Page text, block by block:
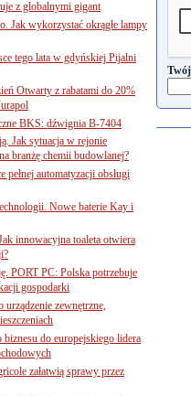
z globalnymi gigant
Jak wykorzystać okrągłe lampy
tego lata w gdyńskiej Pijalni
Otwarty z rabatami do 20%
BKS: dźwignia B-7404
Jak sytuacja w rejonie
branżę chemii budowlanej?
automatyzacji obsługi
Nowe baterie Kay i
innowacyjna toaleta otwiera
PORT PC: Polska potrzebuje
gospodarki
zewnętrzne,
do europejskiego lidera
załatwią sprawy przez